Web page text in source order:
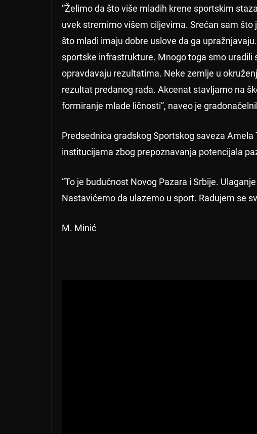
“Želimo da što više mladih krene sportskim
uvek stremimo višem ciljevima. Srećan sam što
što mladi imaju dobre uslove da ga
sportske infrastrukture. Mnogo toga smo uradili
opravdavaju rezultatima. Neke zemlje u
rezultat predanog rada. Akcenat stavljamo na
formiranje mlade ličnosti”, naveo je
Predsednica gradskog Sportskog saveza
institucijama zbog prepoznavanja potencijala
“To je budućnost Novog Pazara i Srbije.
Nastavićemo da ulazemo u sport. Radujem se
M. Minić